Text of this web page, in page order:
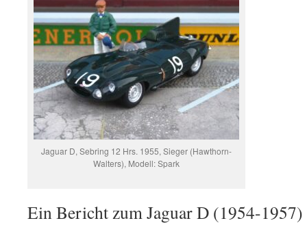
Jaguar D, Sebring 12 Hrs. 1955, Sieger (Hawthorn-
Walters), Modell: Spark
Ein Bericht zum Jaguar D (1954-